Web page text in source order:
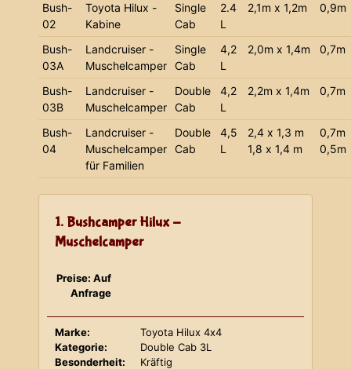
Bush-
02
Toyota Hilux -
Kabine
Single
Cab
2.4
L
2,1m x 1,2m 0,9m
Bush-
03A
Landcruiser -
Muschelcamper
Single
Cab
4,2
L
2,0m x 1,4m 0,7m
Bush-
03B
Landcruiser -
Muschelcamper
Double
Cab
4,2
L
2,2m x 1,4m 0,7m
Bush-
04
Landcruiser -
Muschelcamper
für Familien
Double
Cab
4,5
L
2,4 x 1,3 m
1,8 x 1,4 m
0,7m
0,5m
1. Bushcamper Hilux -
Muschelcamper
Preise: Auf
Anfrage
Marke:
Toyota Hilux 4x4
Kategorie:
Double Cab 3L
Besonderheit:
Kräftig